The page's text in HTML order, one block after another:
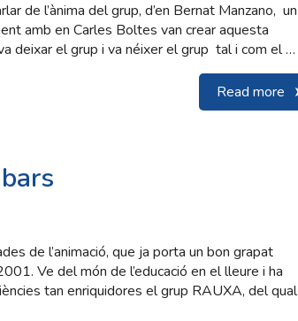
de l’ànima del grup, d’en Bernat Manzano, un
amb en Carles Boltes van crear aquesta
deixar el grup i va néixer el grup tal i com el …
Read more
de l’animació, que ja porta un bon grapat
Ve del món de l’educació en el lleure i ha
tan enriquidores el grup RAUXA, del qual